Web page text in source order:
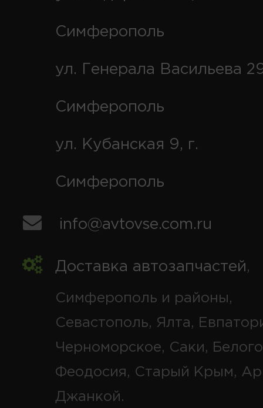
Симферополь
ул. Генерала Васильева
Симферополь
ул. Кубанская 9, г.
Симферополь
info@avtovse.com.ru
Доставка автозапчастей,
Симферополь и районы,
Севастополь, Ялта,
Черноморское, Саки,
Феодосия, Старый Крым,
Джанкой.